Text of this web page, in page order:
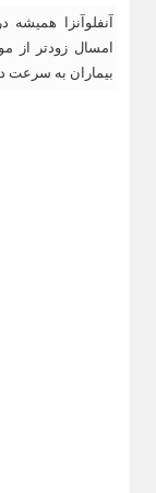
آنفلوآنزا
امسال زودتر از
بیماران به